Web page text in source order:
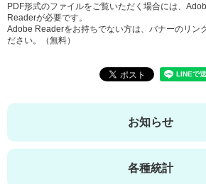
PDF形式のファイルをご覧いただく場合には、
Readerが必要です。
Adobe Readerをお持ちでない方は、バナーのリン
ださい。（無料）
お知らせ
各種統計